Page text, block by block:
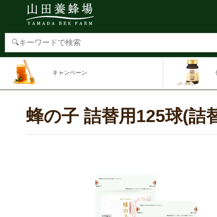
キャンペーン
蜂の子 詰替用125球(